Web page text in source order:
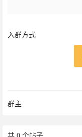
入群方式
群主